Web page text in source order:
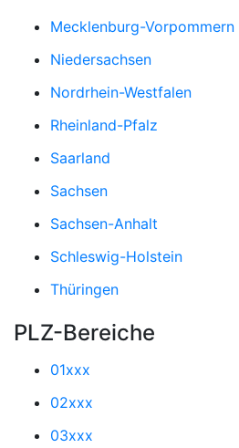
Mecklenburg-Vorpommern
Niedersachsen
Nordrhein-Westfalen
Rheinland-Pfalz
Saarland
Sachsen
Sachsen-Anhalt
Schleswig-Holstein
Thüringen
PLZ-Bereiche
01xxx
02xxx
03xxx